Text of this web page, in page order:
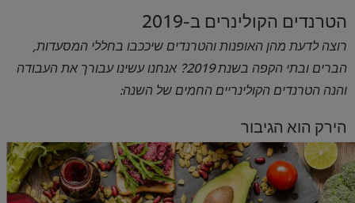
הטרנדים הקולינרים ב-2019
רוצה לדעת מהן האופנות והטרנדים שיככבו בחללי המסעדות,
הברים ובתי הקפה בשנת 2019? אנחנו עשינו עבורך את העבודה
והנה הטרנדים הקולינריים החמים של השנה:
הירק הוא הגיבור